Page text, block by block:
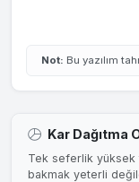
Not: Bu yazılım
Kar Dağıtma
Tek seferlik yüksek
bakmak yeterli